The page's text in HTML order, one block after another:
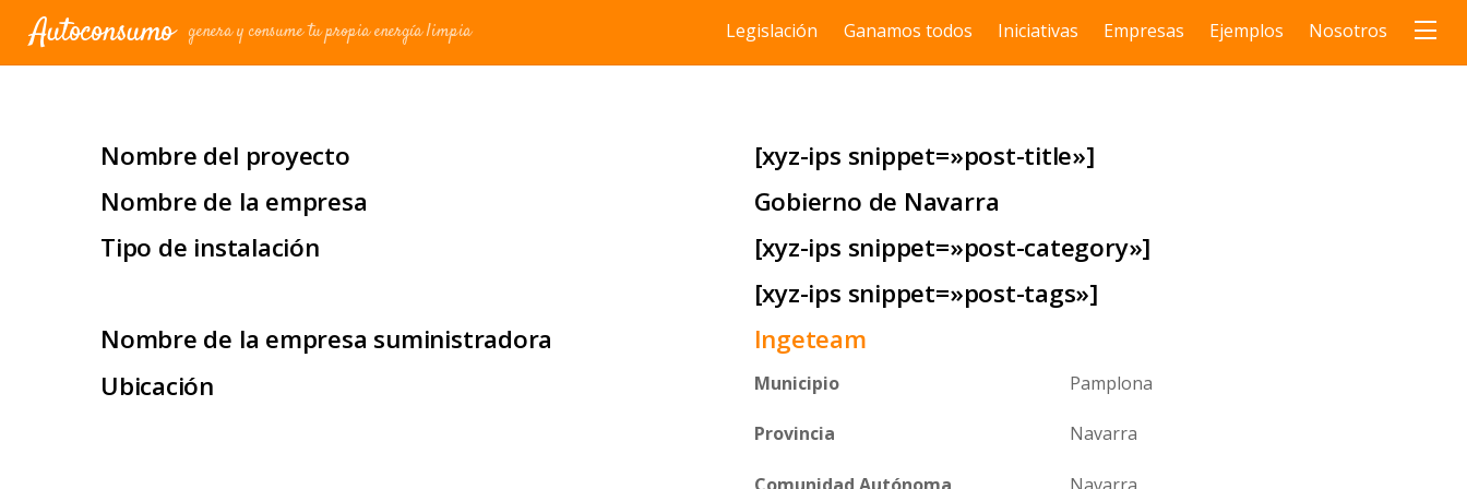
Autoconsumo genera y consume tu propia energía limpia Legislación Ganamos todos Iniciativas Empresas Ejemplos Nosotros
Nombre del proyecto
[xyz-ips snippet=»post-title»]
Nombre de la empresa
Gobierno de Navarra
Tipo de instalación
[xyz-ips snippet=»post-category»]
[xyz-ips snippet=»post-tags»]
Nombre de la empresa suministradora
Ingeteam
Ubicación
Municipio Pamplona
Provincia Navarra